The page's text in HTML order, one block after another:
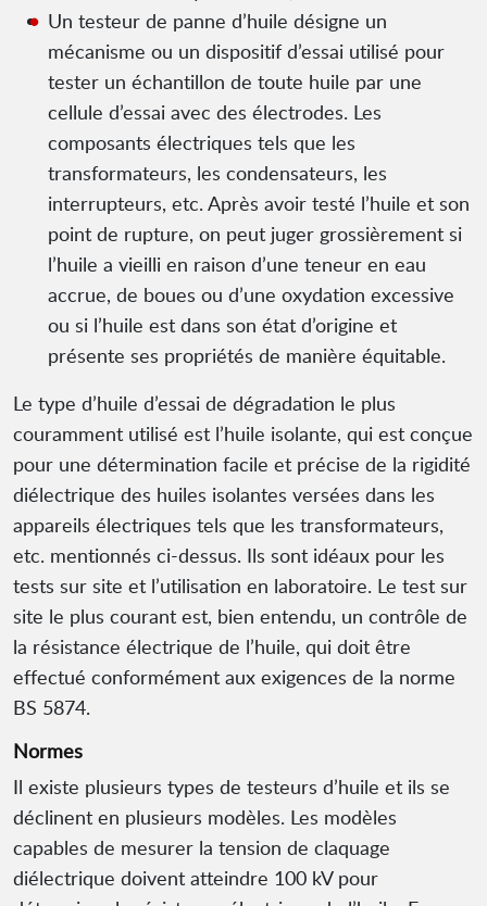
Un testeur de panne d’huile désigne un
mécanisme ou un dispositif d’essai utilisé pour
tester un échantillon de toute huile par une
cellule d’essai avec des électrodes. Les
composants électriques tels que les
transformateurs, les condensateurs, les
interrupteurs, etc. Après avoir testé l’huile et son
point de rupture, on peut juger grossièrement si
l’huile a vieilli en raison d’une teneur en eau
accrue, de boues ou d’une oxydation excessive
ou si l’huile est dans son état d’origine et
présente ses propriétés de manière équitable.
Le type d’huile d’essai de dégradation le plus
couramment utilisé est l’huile isolante, qui est conçue
pour une détermination facile et précise de la rigidité
diélectrique des huiles isolantes versées dans les
appareils électriques tels que les transformateurs,
etc. mentionnés ci-dessus. Ils sont idéaux pour les
tests sur site et l’utilisation en laboratoire. Le test sur
site le plus courant est, bien entendu, un contrôle de
la résistance électrique de l’huile, qui doit être
effectué conformément aux exigences de la norme
BS 5874.
Normes
Il existe plusieurs types de testeurs d’huile et ils se
déclinent en plusieurs modèles. Les modèles
capables de mesurer la tension de claquage
diélectrique doivent atteindre 100 kV pour